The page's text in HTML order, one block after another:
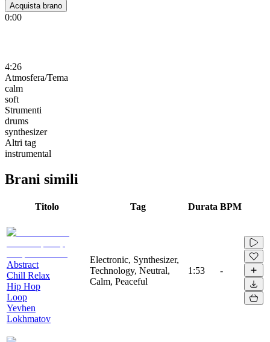
Acquista brano
0:00
4:26
Atmosfera/Tema
calm
soft
Strumenti
drums
synthesizer
Altri tag
instrumental
Brani simili
Titolo Tag Durata BPM
Abstract
Chill Relax
Hip Hop
Loop
Yevhen
Lokhmatov
Electronic, Synthesizer,
Technology, Neutral,
Calm, Peaceful
1:53 -